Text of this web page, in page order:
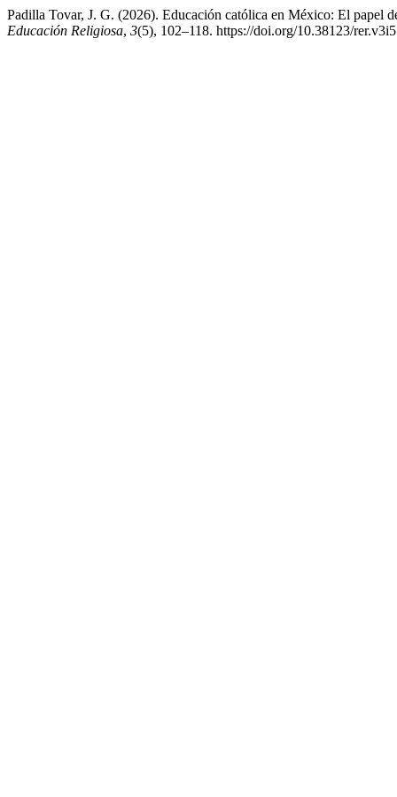
Padilla Tovar, J. G. (2026). Educación católica en México: El papel
Educación Religiosa, 3(5), 102–118. https://doi.org/10.38123/